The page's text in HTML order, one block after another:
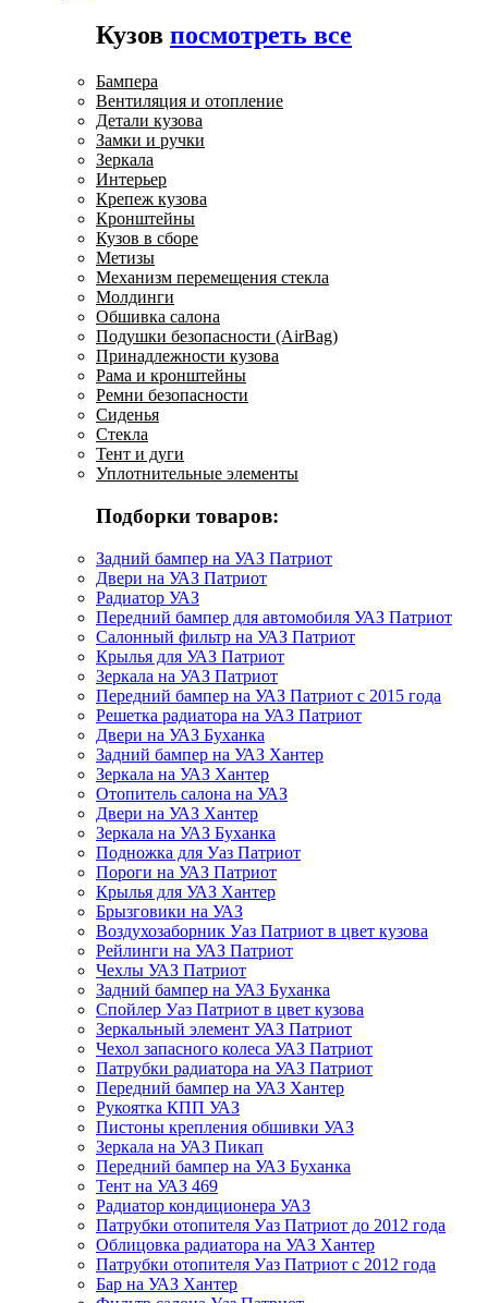
Кузов посмотреть все
Бампера
Вентиляция и отопление
Детали кузова
Замки и ручки
Зеркала
Интерьер
Крепеж кузова
Кронштейны
Кузов в сборе
Метизы
Механизм перемещения стекла
Молдинги
Обшивка салона
Подушки безопасности (AirBag)
Принадлежности кузова
Рама и кронштейны
Ремни безопасности
Сиденья
Стекла
Тент и дуги
Уплотнительные элементы
Подборки товаров:
Задний бампер на УАЗ Патриот
Двери на УАЗ Патриот
Радиатор УАЗ
Передний бампер для автомобиля УАЗ Патриот
Салонный фильтр на УАЗ Патриот
Крылья для УАЗ Патриот
Зеркала на УАЗ Патриот
Передний бампер на УАЗ Патриот с 2015 года
Решетка радиатора на УАЗ Патриот
Двери на УАЗ Буханка
Задний бампер на УАЗ Хантер
Зеркала на УАЗ Хантер
Отопитель салона на УАЗ
Двери на УАЗ Хантер
Зеркала на УАЗ Буханка
Подножка для Уаз Патриот
Пороги на УАЗ Патриот
Крылья для УАЗ Хантер
Брызговики на УАЗ
Воздухозаборник Уаз Патриот в цвет кузова
Рейлинги на УАЗ Патриот
Чехлы УАЗ Патриот
Задний бампер на УАЗ Буханка
Спойлер Уаз Патриот в цвет кузова
Зеркальный элемент УАЗ Патриот
Чехол запасного колеса УАЗ Патриот
Патрубки радиатора на УАЗ Патриот
Передний бампер на УАЗ Хантер
Рукоятка КПП УАЗ
Пистоны крепления обшивки УАЗ
Зеркала на УАЗ Пикап
Передний бампер на УАЗ Буханка
Тент на УАЗ 469
Радиатор кондиционера УАЗ
Патрубки отопителя Уаз Патриот до 2012 года
Облицовка радиатора на УАЗ Хантер
Патрубки отопителя Уаз Патриот с 2012 года
Бар на УАЗ Хантер